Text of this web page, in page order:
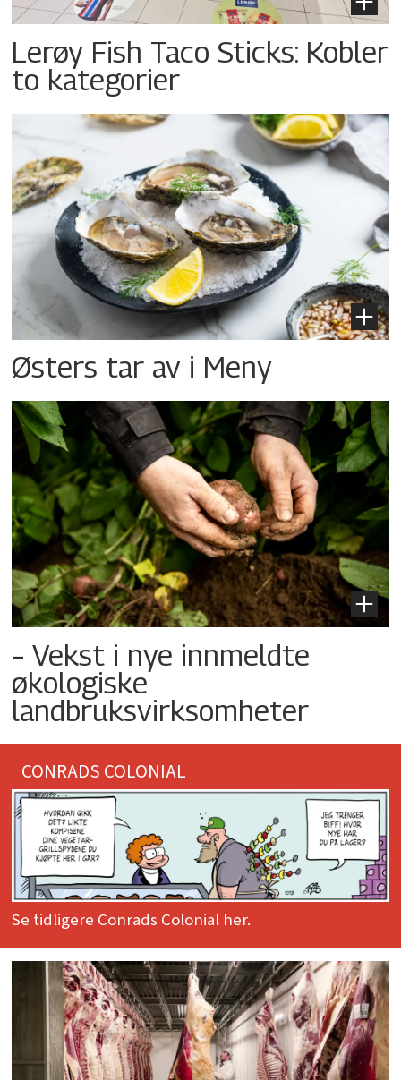
Lerøy Fish Taco Sticks: Kobler
to kategorier
Østers tar av i Meny
– Vekst i nye innmeldte
økologiske
landbruksvirksomheter
CONRADS COLONIAL
Se tidligere Conrads Colonial her.